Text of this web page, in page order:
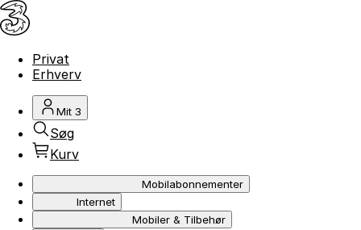
Privat
Erhverv
Mit 3
Søg
Kurv
Mobilabonnementer
Internet
Mobiler & Tilbehør